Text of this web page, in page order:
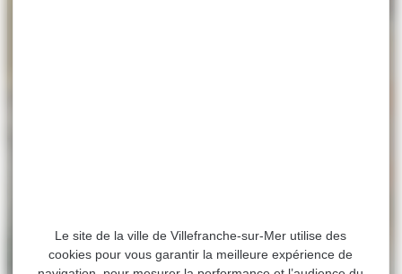
Le site de la ville de Villefranche-sur-Mer utilise des
cookies pour vous garantir la meilleure expérience de